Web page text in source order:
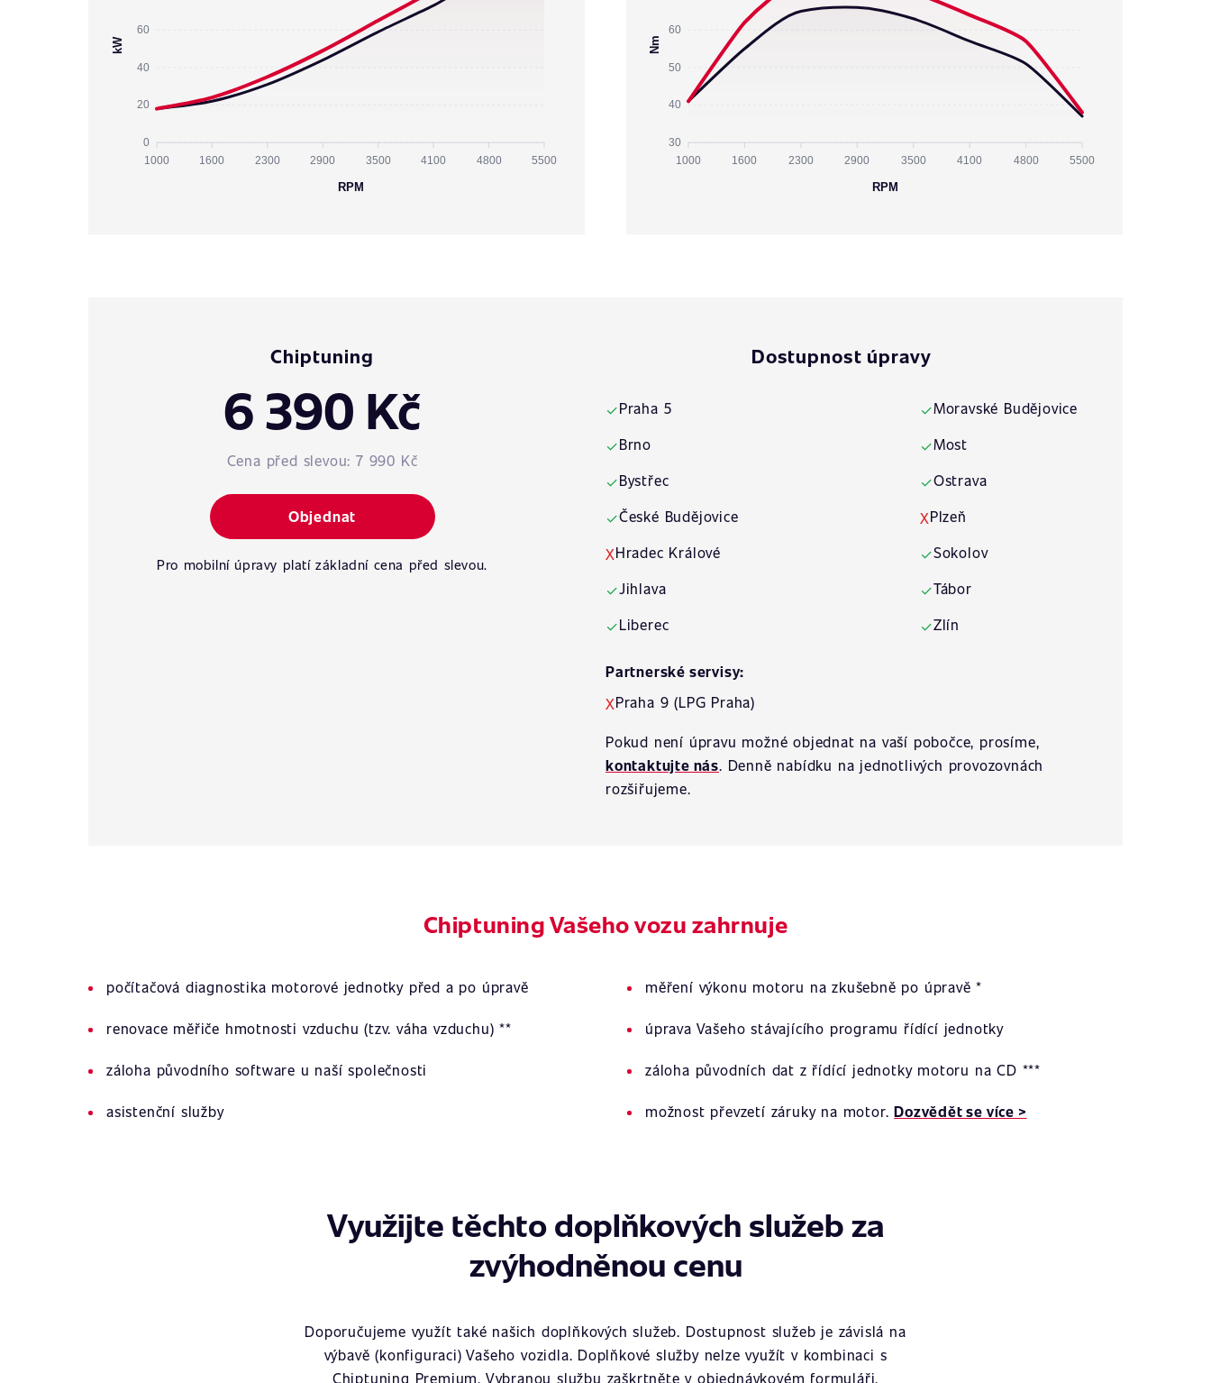
60
40
20
0
kW
1000 1600 2300 2900 3500 4100 4800 5500
RPM
60
50
40
30
Nm
1000 1600 2300 2900 3500 4100 4800 5500
RPM
Chiptuning
6 390 Kč
Cena před slevou:7 990 Kč
Objednat
Pro mobilní úpravy platí základní cena před slevou.
Dostupnost úpravy
✓Praha 5
✓Brno
✓Bystřec
✓České Budějovice
XHradec Králové
✓Jihlava
✓Liberec
✓Moravské Budějovice
✓Most
✓Ostrava
XPlzeň
✓Sokolov
✓Tábor
✓Zlín
Partnerské servisy:
XPraha 9 (LPG Praha)
Pokud není úpravu možné objednat na vaší pobočce, prosíme,
kontaktujte nás. Denně nabídku na jednotlivých provozovnách
rozšiřujeme.
Chiptuning Vašeho vozu zahrnuje
počítačová diagnostika motorové jednotky před a po úpravě měření výkonu motoru na zkušebně po úpravě *
renovace měřiče hmotnosti vzduchu (tzv. váha vzduchu) ** úprava Vašeho stávajícího programu řídící jednotky
záloha původního software u naší společnosti záloha původních dat z řídící jednotky motoru na CD ***
asistenční služby možnost převzetí záruky na motor.Dozvědět se více >
Využijte těchto doplňkových služeb za
zvýhodněnou cenu
Doporučujeme využít také našich doplňkových služeb. Dostupnost služeb je závislá na
výbavě (konfiguraci) Vašeho vozidla. Doplňkové služby nelze využít v kombinaci s
Chiptuning Premium. Vybranou službu zaškrtněte v objednávkovém formuláři.